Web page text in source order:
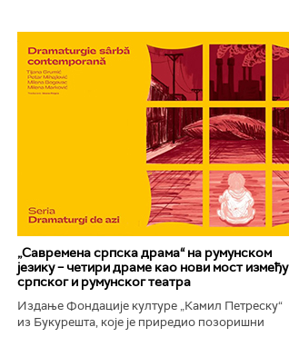
„Савремена српска драма“ на румунском
језику – четири драме као нови мост између
српског и румунског театра
Издање Фондације културе „Камил Петреску“
из Букурешта, које је приредио позоришни